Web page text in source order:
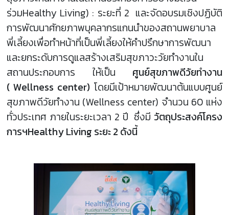
ร่วมHealthy Living) : ระยะที่ 2 และจัดอบรมเชิงปฏิบัติ
การพัฒนาศักยภาพบุคลากรแกนนำของสถานพยาบาล
พี่เลี้ยงเพื่อทำหน้าที่เป็นพี่เลี้ยงให้คำปรึกษาการพัฒนา
และยกระดับการดูแลสร้างเสริมสุขภาวะวัยทำงานใน
สถานประกอบการ ให้เป็น ศูนย์สุขภาพดีวัยทำงาน
( Wellness center) โดยมีเป้าหมายพัฒนาต้นแบบศูนย์
สุขภาพดีวัยทำงาน (Wellness center) จำนวน 60 แห่ง
ทั่วประเทศ ภายในระยะเวลา 2 ปี ซึ่งมี วัตถุประสงค์โครง
การฯHealthy Living ระยะ 2 ดังนี้